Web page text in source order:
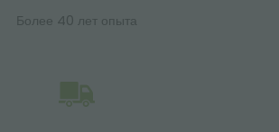
Более 40 лет опыта